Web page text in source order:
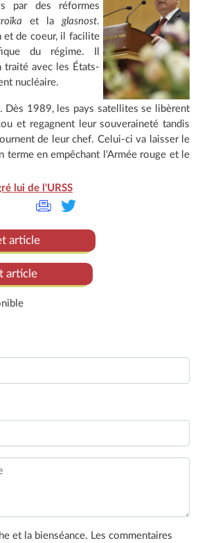
par des réformes
et la glasnost.
et de coeur, il facilite
du régime. Il
traité avec les États-
nucléaire.
Dès 1989, les pays satellites se libèrent
et regagnent leur souveraineté tandis
de leur chef. Celui-ci va laisser le
terme en empêchant l'Armée rouge et le
lui de l'URSS
article
article
et la bienséance. Les commentaires